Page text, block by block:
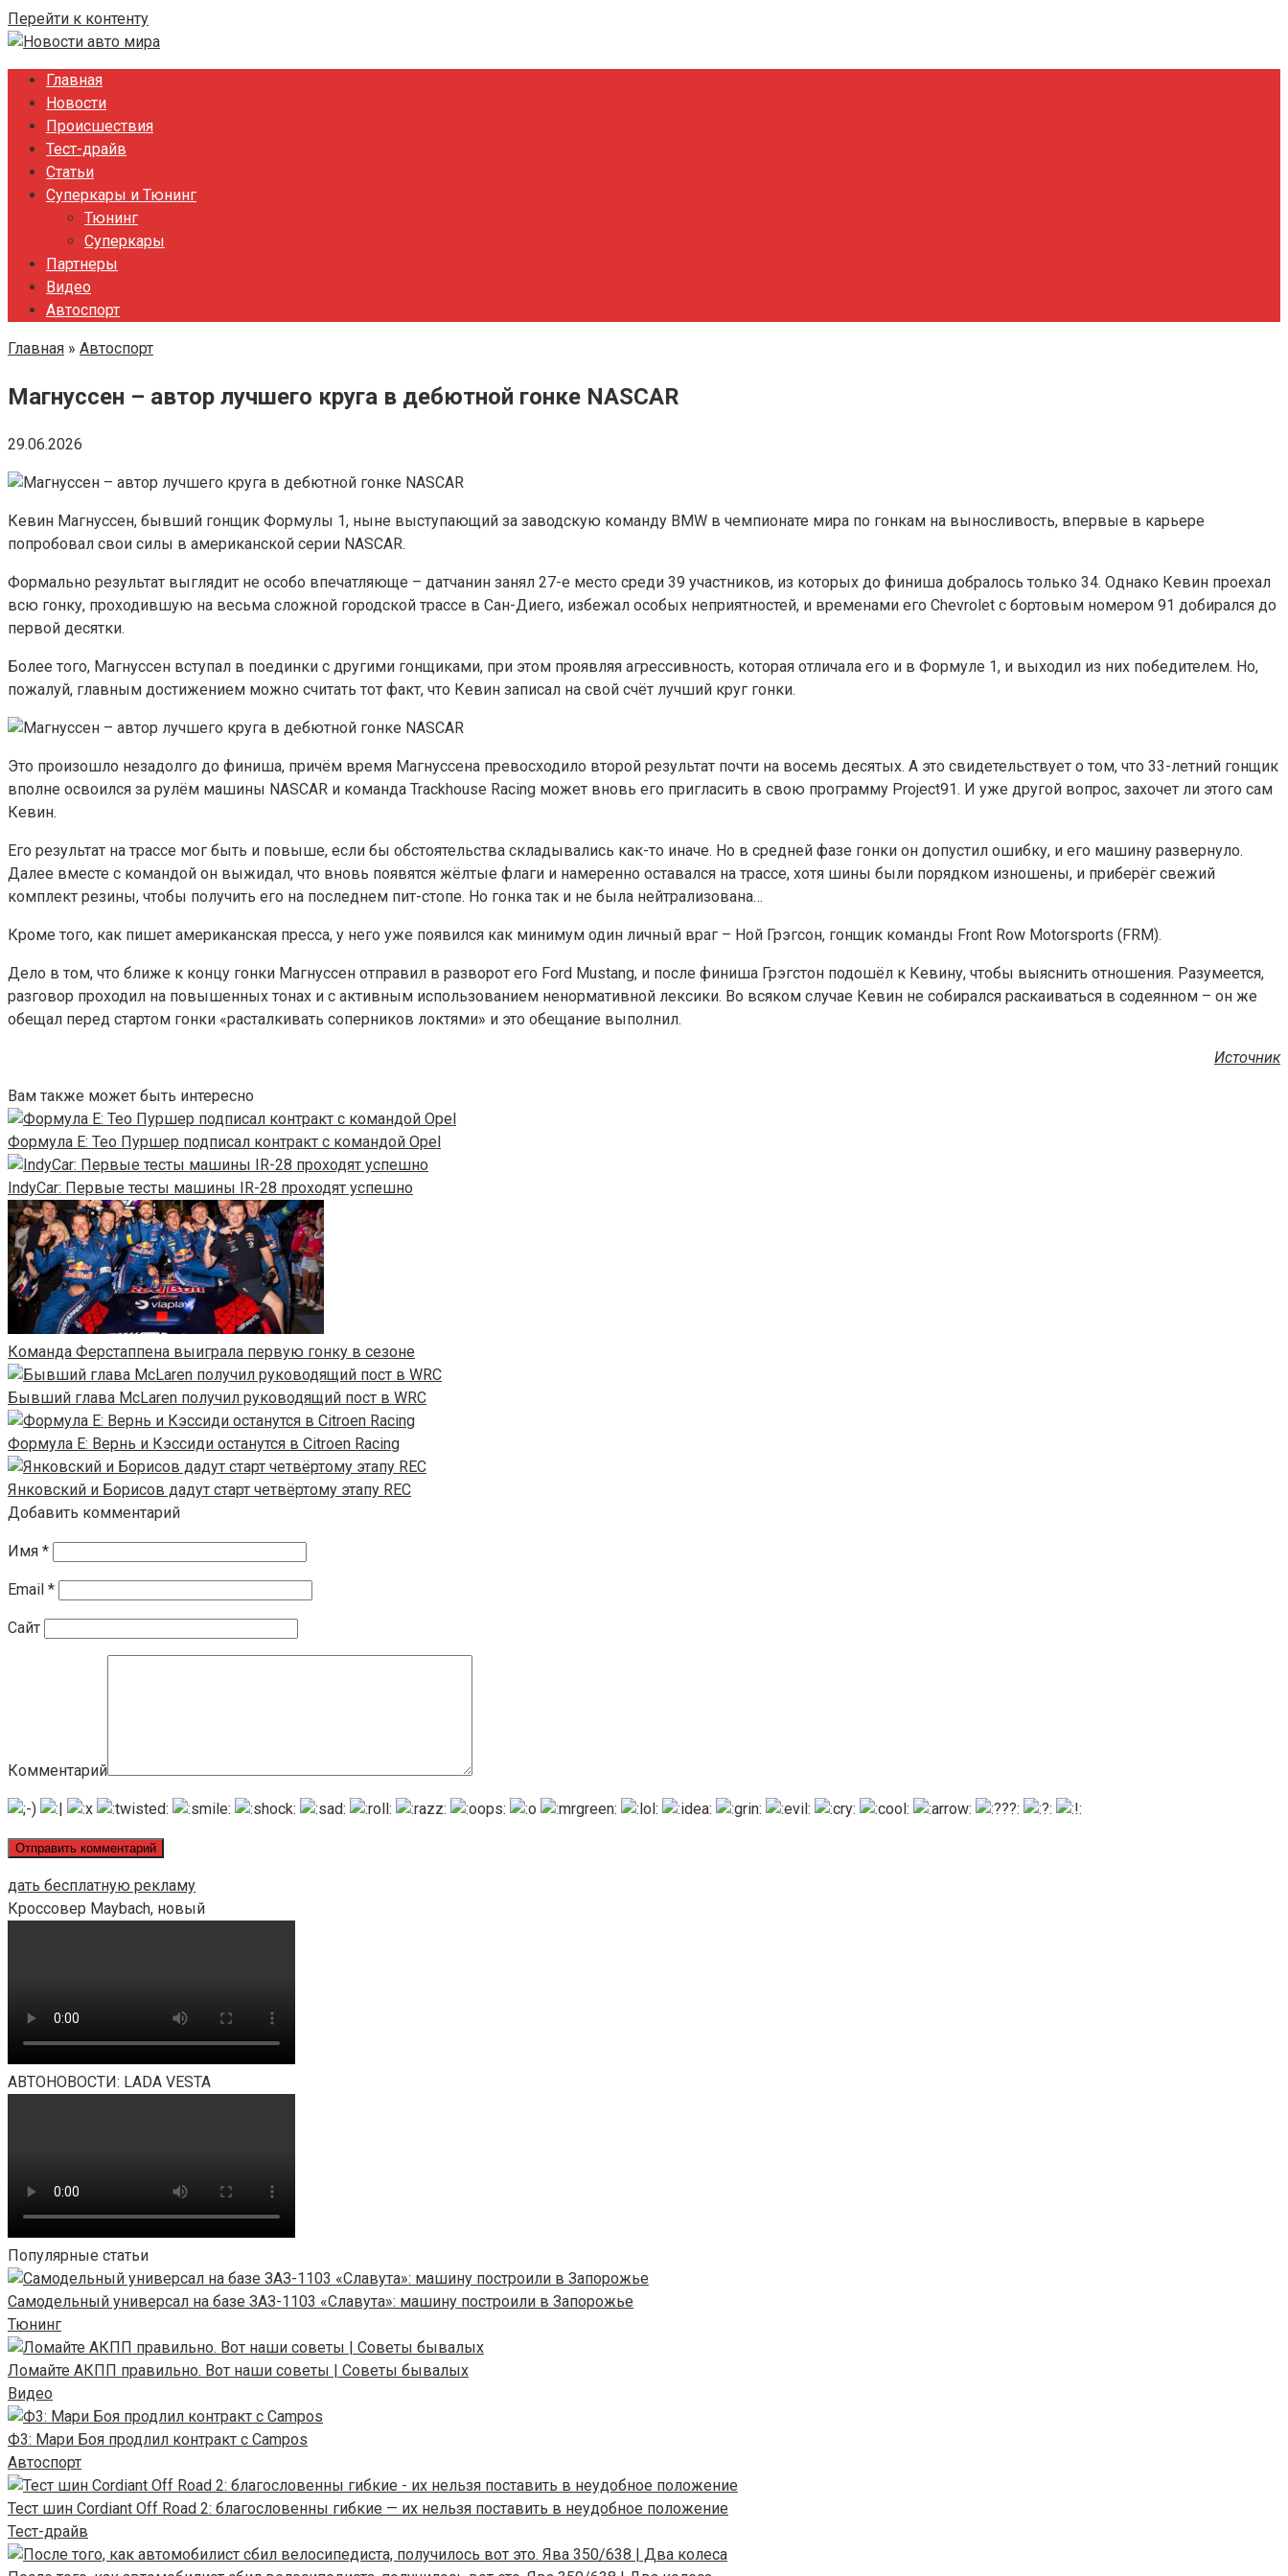
Перейти к контенту
Главная
Новости
Происшествия
Тест-драйв
Статьи
Суперкары и Тюнинг
Тюнинг
Суперкары
Партнеры
Видео
Автоспорт
Главная » Автоспорт
Магнуссен – автор лучшего круга в дебютной гонке NASCAR
29.06.2026
Кевин Магнуссен, бывший гонщик Формулы 1, ныне выступающий за заводскую команду BMW в чемпионате мира по гонкам на выносливость, впервые в карьере
попробовал свои силы в американской серии NASCAR.
Формально результат выглядит не особо впечатляюще – датчанин занял 27-е место среди 39 участников, из которых до финиша добралось только 34. Однако Кевин проехал
всю гонку, проходившую на весьма сложной городской трассе в Сан-Диего, избежал особых неприятностей, и временами его Chevrolet с бортовым номером 91 добирался до
первой десятки.
Более того, Магнуссен вступал в поединки с другими гонщиками, при этом проявляя агрессивность, которая отличала его и в Формуле 1, и выходил из них победителем. Но,
пожалуй, главным достижением можно считать тот факт, что Кевин записал на свой счёт лучший круг гонки.
Это произошло незадолго до финиша, причём время Магнуссена превосходило второй результат почти на восемь десятых. А это свидетельствует о том, что 33-летний гонщик
вполне освоился за рулём машины NASCAR и команда Trackhouse Racing может вновь его пригласить в свою программу Project91. И уже другой вопрос, захочет ли этого сам
Кевин.
Его результат на трассе мог быть и повыше, если бы обстоятельства складывались как-то иначе. Но в средней фазе гонки он допустил ошибку, и его машину развернуло.
Далее вместе с командой он выжидал, что вновь появятся жёлтые флаги и намеренно оставался на трассе, хотя шины были порядком изношены, и приберёг свежий
комплект резины, чтобы получить его на последнем пит-стопе. Но гонка так и не была нейтрализована…
Кроме того, как пишет американская пресса, у него уже появился как минимум один личный враг – Ной Грэгсон, гонщик команды Front Row Motorsports (FRM).
Дело в том, что ближе к концу гонки Магнуссен отправил в разворот его Ford Mustang, и после финиша Грэгстон подошёл к Кевину, чтобы выяснить отношения. Разумеется,
разговор проходил на повышенных тонах и с активным использованием ненормативной лексики. Во всяком случае Кевин не собирался раскаиваться в содеянном – он же
обещал перед стартом гонки «расталкивать соперников локтями» и это обещание выполнил.
Источник
Вам также может быть интересно
Формула E: Тео Пуршер подписал контракт с командой Opel
IndyCar: Первые тесты машины IR-28 проходят успешно
Команда Ферстаппена выиграла первую гонку в сезоне
Бывший глава McLaren получил руководящий пост в WRC
Формула Е: Вернь и Кэссиди останутся в Citroen Racing
Янковский и Борисов дадут старт четвёртому этапу REC
Добавить комментарий
Имя *
Email *
Сайт
Комментарий
дать бесплатную рекламу
Кроссовер Maybach, новый
АВТОНОВОСТИ: LADA VESTA
Популярные статьи
Самодельный универсал на базе ЗАЗ-1103 «Славута»: машину построили в Запорожье
Тюнинг
Ломайте АКПП правильно. Вот наши советы | Советы бывалых
Видео
Ф3: Мари Боя продлил контракт с Campos
Автоспорт
Тест шин Cordiant Off Road 2: благословенны гибкие — их нельзя поставить в неудобное положение
Тест-драйв